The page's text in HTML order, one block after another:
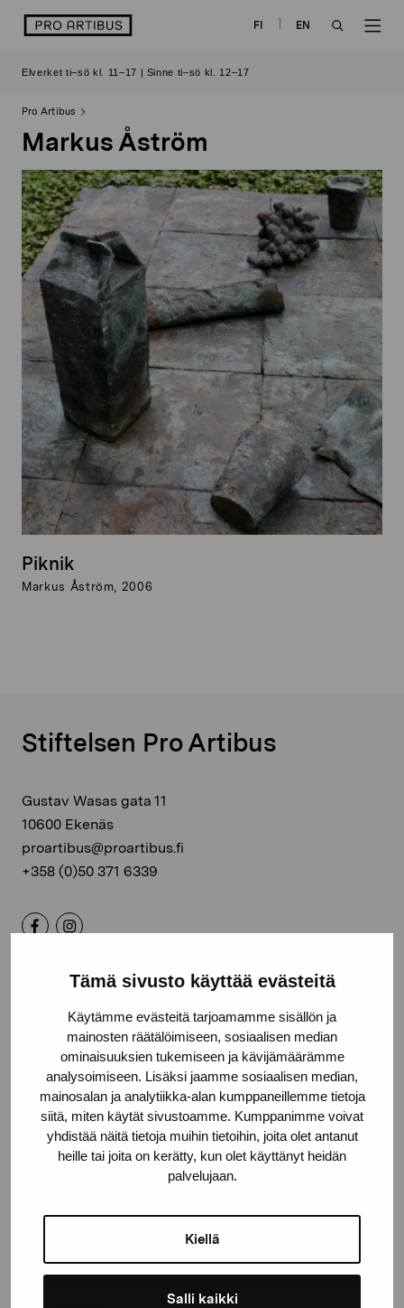
Tämä sivusto käyttää evästeitä
Käytämme evästeitä tarjoamamme sisällön ja
mainosten räätälöimiseen, sosiaalisen median
ominaisuuksien tukemiseen ja kävijämäärämme
analysoimiseen. Lisäksi jaamme sosiaalisen median,
mainosalan ja analytiikka-alan kumppaneillemme tietoja
siitä, miten käytät sivustoamme. Kumppanimme voivat
yhdistää näitä tietoja muihin tietoihin, joita olet antanut
heille tai joita on kerätty, kun olet käyttänyt heidän
palvelujaan.
Kiellä
Salli kaikki
logo FI
EN
Elverket ti–sö kl. 11–17 | Sinne ti–sö kl. 12–17
Pro Artibus
Markus Åström
Piknik
Markus Åström, 2006
Stiftelsen Pro Artibus
Gustav Wasas gata 11
10600 Ekenäs
proartibus@proartibus.fi
+358 (0)50 371 6339
Kontakta oss
Håll dig uppdaterad om aktuella
utställningar och evenemang